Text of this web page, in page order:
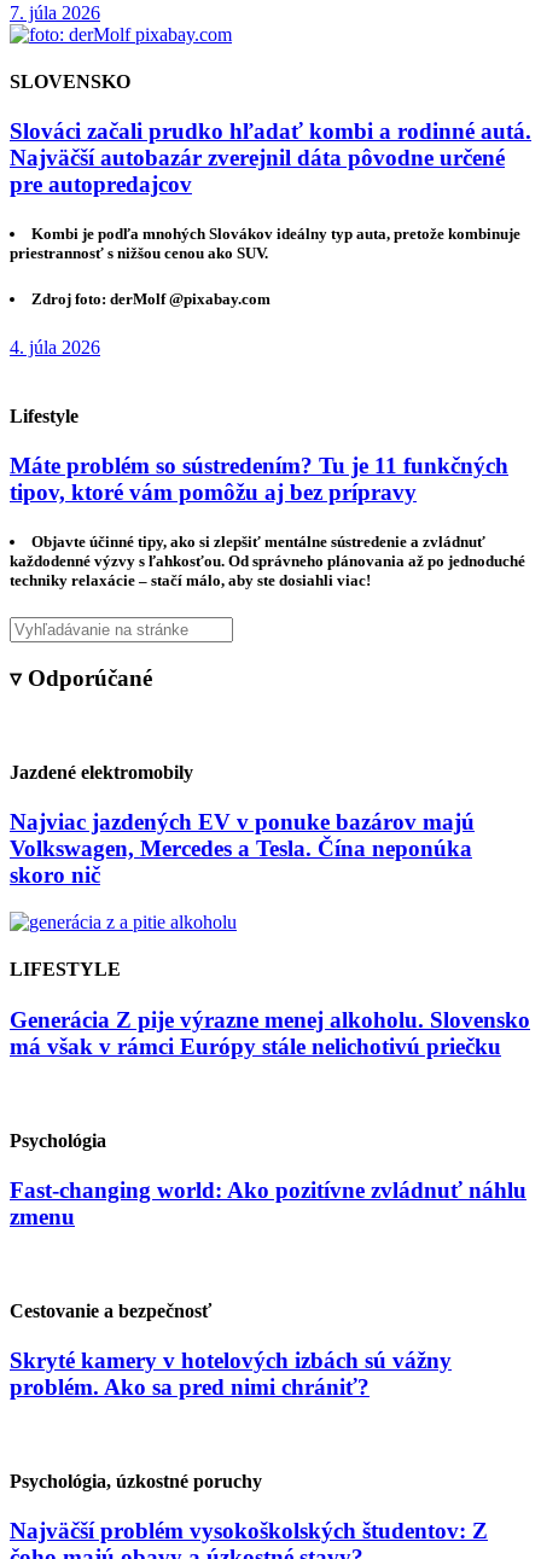
7. júla 2026
SLOVENSKO
Slováci začali prudko hľadať kombi a rodinné autá.
Najväčší autobazár zverejnil dáta pôvodne určené
pre autopredajcov
Kombi je podľa mnohých Slovákov ideálny typ auta, pretože kombinuje
priestrannosť s nižšou cenou ako SUV.
Zdroj foto: derMolf @pixabay.com
4. júla 2026
Lifestyle
Máte problém so sústredením? Tu je 11 funkčných
tipov, ktoré vám pomôžu aj bez prípravy
Objavte účinné tipy, ako si zlepšiť mentálne sústredenie a zvládnuť
každodenné výzvy s ľahkosťou. Od správneho plánovania až po jednoduché
techniky relaxácie – stačí málo, aby ste dosiahli viac!
▿ Odporúčané
Jazdené elektromobily
Najviac jazdených EV v ponuke bazárov majú
Volkswagen, Mercedes a Tesla. Čína neponúka
skoro nič
LIFESTYLE
Generácia Z pije výrazne menej alkoholu. Slovensko
má však v rámci Európy stále nelichotivú priečku
Psychológia
Fast-changing world: Ako pozitívne zvládnuť náhlu
zmenu
Cestovanie a bezpečnosť
Skryté kamery v hotelových izbách sú vážny
problém. Ako sa pred nimi chrániť?
Psychológia, úzkostné poruchy
Najväčší problém vysokoškolských študentov: Z